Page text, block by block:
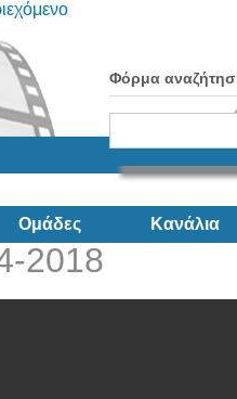
Φόρμα
Ομάδες Κανάλια
2018